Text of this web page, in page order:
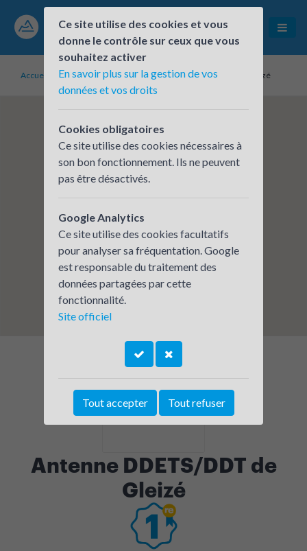
Accueil Établissements inscrits Antenne DDETS/DDT de Gleizé
Antenne DDETS/DDT de
Gleizé
Ce site utilise des cookies et vous
donne le contrôle sur ceux que vous
souhaitez activer
En savoir plus sur la gestion de vos
données et vos droits
Cookies obligatoires
Ce site utilise des cookies nécessaires à
son bon fonctionnement. Ils ne peuvent
pas être désactivés.
Google Analytics
Ce site utilise des cookies facultatifs
pour analyser sa fréquentation. Google
est responsable du traitement des
données partagées par cette
fonctionnalité.
Site officiel
Tout accepter Tout refuser